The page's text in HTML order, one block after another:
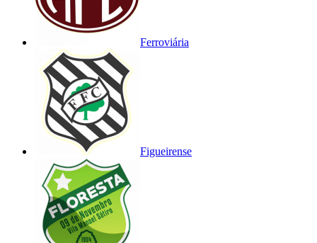
Ferroviária
Figueirense